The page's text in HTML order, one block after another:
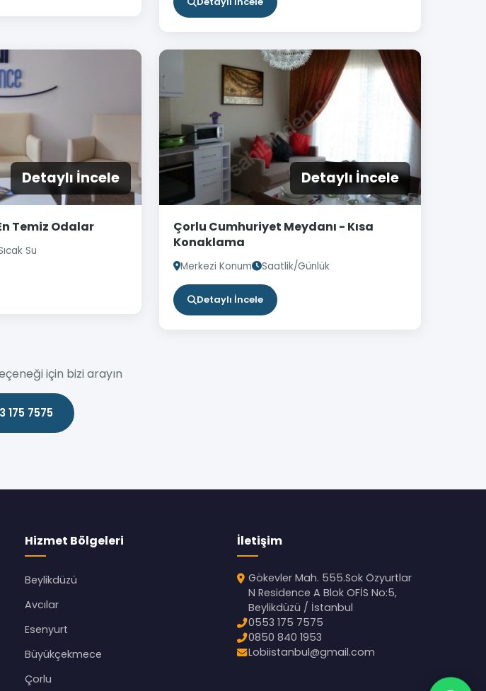
Detaylı İncele
Temiz Odalar
Su
Detaylı İncele
Çorlu Cumhuriyet Meydanı - Kısa
Konaklama
Merkezi Konum Saatlik/Günlük
Detaylı İncele
için bizi arayın
175 7575
Hizmet Bölgeleri
Beylikdüzü
Avcılar
Esenyurt
Büyükçekmece
Çorlu
İletişim
Gökevler Mah. 555.Sok Özyurtlar
N Residence A Blok OFİS No:5,
Beylikdüzü / İstanbul
0553 175 7575
0850 840 1953
Lobiistanbul@gmail.com